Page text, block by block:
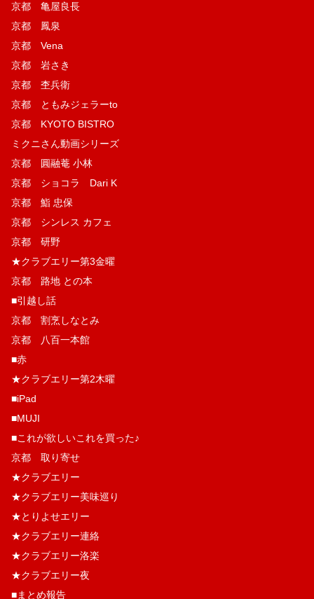
京都 亀屋良長
京都 鳳泉
京都 Vena
京都 岩さき
京都 杢兵衛
京都 ともみジェラーto
京都 KYOTO BISTRO
ミクニさん動画シリーズ
京都 圓融菴 小林
京都 ショコラ Dari K
京都 鮨 忠保
京都 シンレス カフェ
京都 研野
★クラブエリー第3金曜
京都 路地 との本
■引越し話
京都 割烹しなとみ
京都 八百一本館
■赤
★クラブエリー第2木曜
■iPad
■MUJI
■これが欲しいこれを買った♪
京都 取り寄せ
★クラブエリー
★クラブエリー美味巡り
★とりよせエリー
★クラブエリー連絡
★クラブエリー洛楽
★クラブエリー夜
■まとめ報告